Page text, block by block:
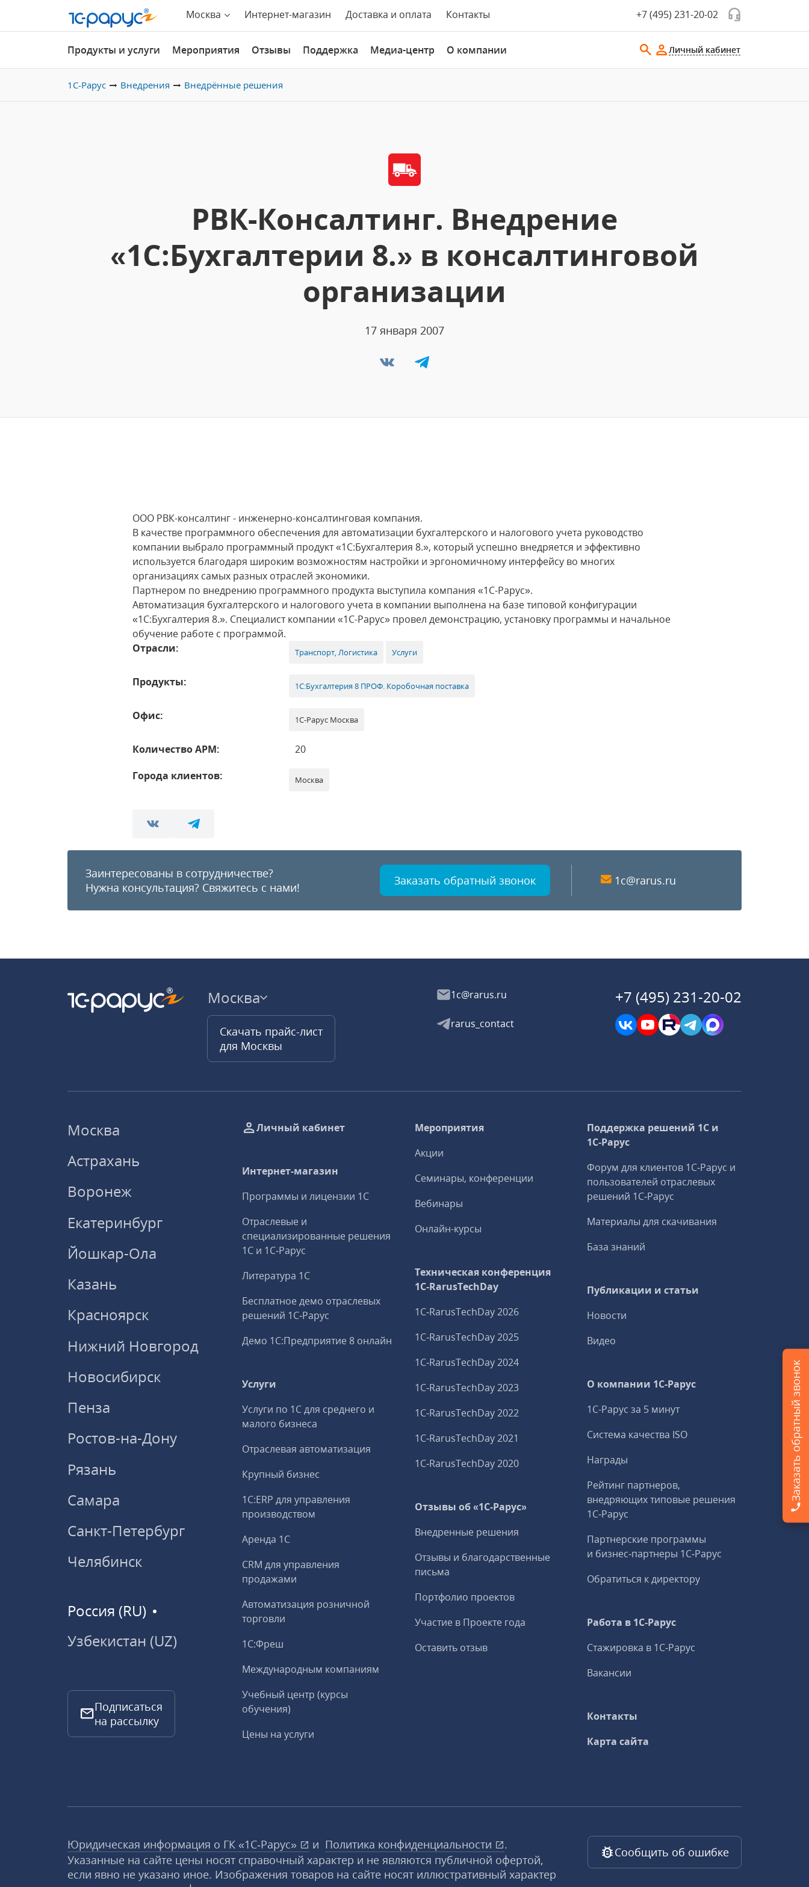
Москва Интернет-магазин Доставка и оплата Контакты +7 (495) 231-20-02
Продукты и услуги Мероприятия Отзывы Поддержка Медиа-центр О компании Личный кабинет
1С-Рарус Внедрения Внедрённые решения
РВК-Консалтинг. Внедрение
«1С:Бухгалтерии 8.» в консалтинговой
организации
17 января 2007
ООО РВК-консалтинг - инженерно-консалтинговая компания.
В качестве программного обеспечения для автоматизации бухгалтерского и налогового учета руководство
компании выбрало программный продукт «1С:Бухгалтерия 8.», который успешно внедряется и эффективно
используется благодаря широким возможностям настройки и эргономичному интерфейсу во многих
организациях самых разных отраслей экономики.
Партнером по внедрению программного продукта выступила компания «1С-Рарус».
Автоматизация бухгалтерского и налогового учета в компании выполнена на базе типовой конфигурации
«1С:Бухгалтерия 8.». Специалист компании «1С-Рарус» провел демонстрацию, установку программы и начальное
обучение работе с программой.
Отрасли:
Транспорт, Логистика Услуги
Продукты: 1С:Бухгалтерия 8 ПРОФ. Коробочная поставка
Офис: 1С-Рарус Москва
Количество АРМ:
20
Города клиентов:
Москва
Заинтересованы в сотрудничестве?
Нужна консультация? Свяжитесь с нами! Заказать обратный звонок 1c@rarus.ru
Москва
Скачать прайс-лист
для Москвы
1c@rarus.ru
rarus_contact
+7 (495) 231-20-02
Москва
Астрахань
Воронеж
Екатеринбург
Йошкар-Ола
Казань
Красноярск
Нижний Новгород
Новосибирск
Пенза
Ростов-на-Дону
Рязань
Самара
Санкт-Петербург
Челябинск
Россия (RU)
Узбекистан (UZ)
Подписаться
на рассылку
Личный кабинет
Интернет-магазин
Программы и лицензии 1С
Отраслевые и
специализированные решения
1С и 1С‑Рарус
Литература 1С
Бесплатное демо отраслевых
решений 1С‑Рарус
Демо 1С:Предприятие 8 онлайн
Услуги
Услуги по 1С для среднего и
малого бизнеса
Отраслевая автоматизация
Крупный бизнес
1С:ERP для управления
производством
Аренда 1С
CRM для управления
продажами
Автоматизация розничной
торговли
1С:Фреш
Международным компаниям
Учебный центр (курсы
обучения)
Цены на услуги
Мероприятия
Акции
Семинары, конференции
Вебинары
Онлайн-курсы
Техническая конференция
1C‑RarusTechDay
1C‑RarusTechDay 2026
1C‑RarusTechDay 2025
1C‑RarusTechDay 2024
1C‑RarusTechDay 2023
1C‑RarusTechDay 2022
1C‑RarusTechDay 2021
1C‑RarusTechDay 2020
Отзывы об «1С-Рарус»
Внедренные решения
Отзывы и благодарственные
письма
Портфолио проектов
Участие в Проекте года
Оставить отзыв
Поддержка решений 1С и
1С‑Рарус
Форум для клиентов 1С‑Рарус и
пользователей отраслевых
решений 1С‑Рарус
Материалы для скачивания
База знаний
Публикации и статьи
Новости
Видео
О компании 1C-Рарус
1С-Рарус за 5 минут
Система качества ISO
Награды
Рейтинг партнеров,
внедряющих типовые решения
1С‑Рарус
Партнерские программы
и бизнес‑партнеры 1С‑Рарус
Обратиться к директору
Работа в 1С‑Рарус
Стажировка в 1С‑Рарус
Вакансии
Контакты
Карта сайта
Юридическая информация о ГК «1С‑Рарус» и Политика конфиденциальности
.
Указанные на сайте цены носят справочный характер и не являются публичной офертой,
если явно не указано иное. Изображения товаров на сайте носят иллюстративный характер
Сообщить об ошибке
Заказать обратный звонок